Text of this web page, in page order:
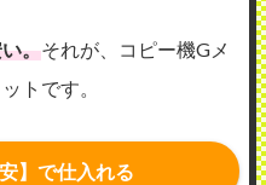
。それが、コピー機G メ
トです。
】で仕入れる